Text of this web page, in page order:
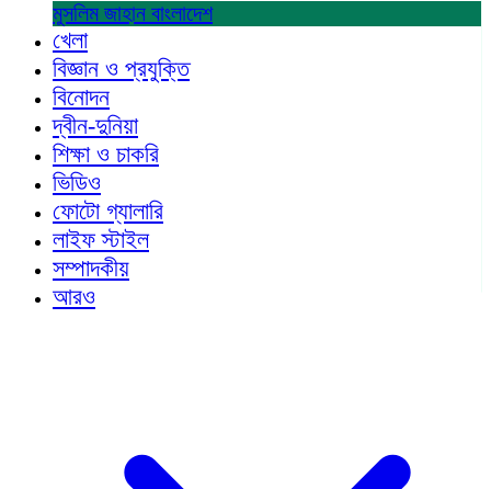
মুসলিম জাহান বাংলাদেশ
খেলা
বিজ্ঞান ও প্রযুক্তি
বিনোদন
দ্বীন-দুনিয়া
শিক্ষা ও চাকরি
ভিডিও
ফোটো গ্যালারি
লাইফ স্টাইল
সম্পাদকীয়
আরও